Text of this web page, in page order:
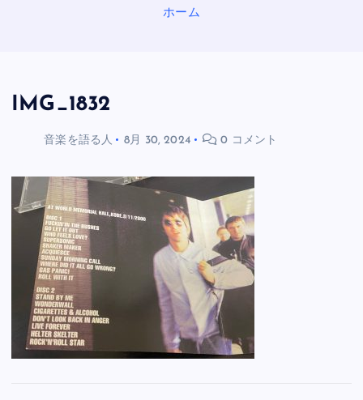
ホーム
IMG_1832
音楽を語る人 8月 30, 2024 0 コメント